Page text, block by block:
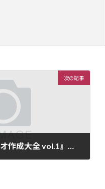
次の記事
[trpg] 『TRPGシナリオ作成大全 vol.1』を読んでみた : 2.分類編